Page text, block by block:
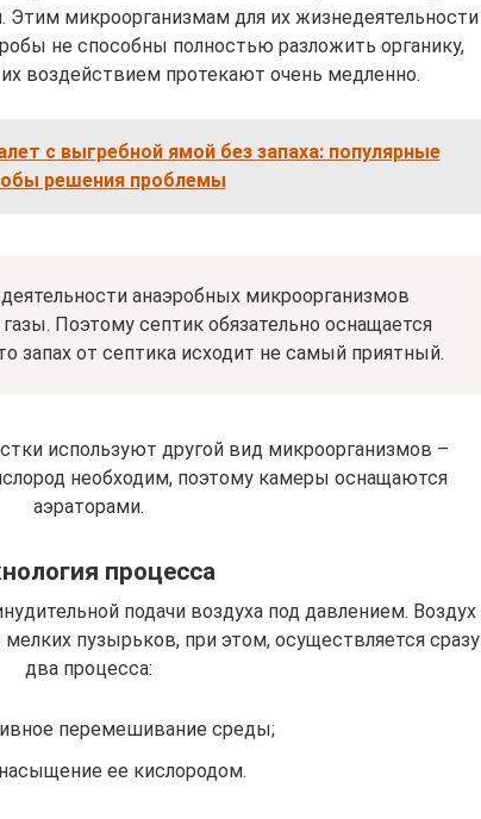
Этим микроорганизмам для их жизнедеятельности
не способны полностью разложить органику,
воздействием протекают очень медленно.
с выгребной ямой без запаха: популярные
решения проблемы
анаэробных микроорганизмов
Поэтому септик обязательно оснащается
запах от септика исходит не самый приятный.
используют другой вид микроорганизмов –
необходим, поэтому камеры оснащаются
аэраторами.
процесса
подачи воздуха под давлением. Воздух
пузырьков, при этом, осуществляется сразу
два процесса:
перемешивание среды;
насыщение ее кислородом.